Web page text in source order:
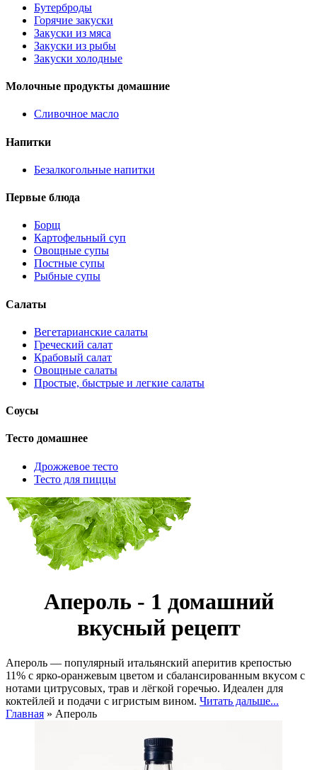
Бутерброды
Горячие закуски
Закуски из мяса
Закуски из рыбы
Закуски холодные
Молочные продукты домашние
Сливочное масло
Напитки
Безалкогольные напитки
Первые блюда
Борщ
Картофельный суп
Овощные супы
Постные супы
Рыбные супы
Салаты
Вегетарианские салаты
Греческий салат
Крабовый салат
Овощные салаты
Простые, быстрые и легкие салаты
Соусы
Тесто домашнее
Дрожжевое тесто
Тесто для пиццы
Апероль - 1 домашний
вкусный рецепт
Апероль — популярный итальянский аперитив крепостью
11% с ярко-оранжевым цветом и сбалансированным вкусом с
нотами цитрусовых, трав и лёгкой горечью. Идеален для
коктейлей и подачи с игристым вином. Читать дальше...
Главная » Апероль